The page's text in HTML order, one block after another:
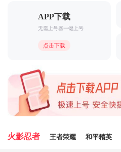
APP下载
无需上号器一键上号
点击下载
火影忍者 王者荣耀 和平精英